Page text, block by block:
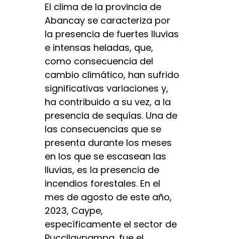
El clima de la provincia de
Abancay se caracteriza por
la presencia de fuertes lluvias
e intensas heladas, que,
como consecuencia del
cambio climático, han sufrido
significativas variaciones y,
ha contribuido a su vez, a la
presencia de sequías. Una de
las consecuencias que se
presenta durante los meses
en los que se escasean las
lluvias, es la presencia de
incendios forestales. En el
mes de agosto de este año,
2023, Caype,
específicamente el sector de